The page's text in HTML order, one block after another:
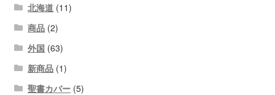
北海道 (11)
商品 (2)
外国 (63)
新商品 (1)
聖書カバー (5)